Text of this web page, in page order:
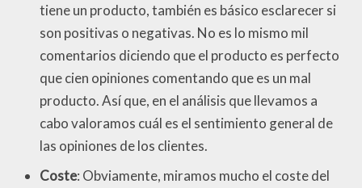
tiene un producto, también es básico esclarecer si
son positivas o negativas. No es lo mismo mil
comentarios diciendo que el producto es perfecto
que cien opiniones comentando que es un mal
producto. Así que, en el análisis que llevamos a
cabo valoramos cuál es el sentimiento general de
las opiniones de los clientes.
Coste: Obviamente, miramos mucho el coste del